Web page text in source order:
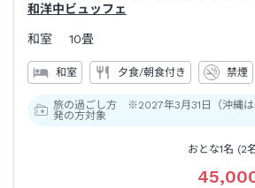
和洋中ビュッフェ
和室 10畳
和室 夕食/朝食付き 禁煙
旅の過ごし方 ※2027年3月31日（沖縄は
発の方対象
おとな1名 (2